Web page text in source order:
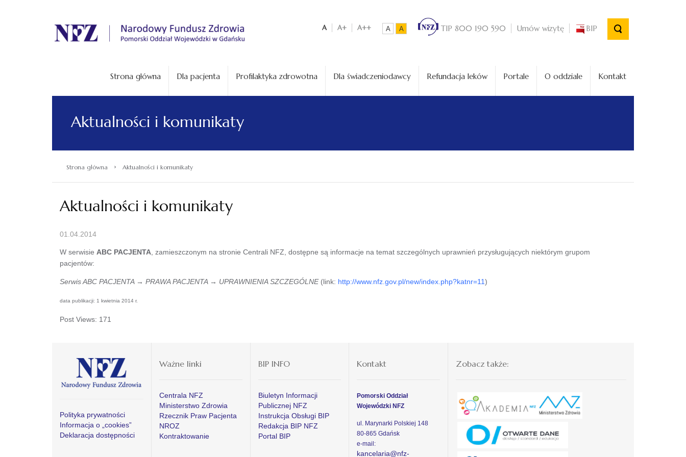
. A A+ A++ A A TIP 800 190 590 Umów wizytę BIP
Strona główna Dla pacjenta Profilaktyka zdrowotna Dla świadczeniodawcy Refundacja leków Portale O oddziale Kontakt
Aktualności i komunikaty
Strona główna › Aktualności i komunikaty
Aktualności i komunikaty
01.04.2014
W serwisie ABC PACJENTA , zamieszczonym na stronie Centrali NFZ, dostępne są informacje na temat szczególnych uprawnień przysługujących niektórym grupom
pacjentów:
Serwis ABC PACJENTA → PRAWA PACJENTA → UPRAWNIENIA SZCZEGÓLNE(link: http://www.nfz.gov.pl/new/index.php?katnr=11)
data publikacji: 1 kwietnia 2014 r.
Post Views: 171
Polityka prywatności
Informacja o „cookies”
Deklaracja dostępności
Ważne linki
Centrala NFZ
Ministerstwo Zdrowia
Rzecznik Praw Pacjenta
NROZ
Kontraktowanie
BIP INFO
Biuletyn Informacji
Publicznej NFZ
Instrukcja Obsługi BIP
Redakcja BIP NFZ
Portal BIP
Kontakt
Pomorski Oddział
Wojewódzki NFZ
ul. Marynarki Polskiej 148
80-865 Gdańsk
e-mail:
kancelaria@nfz-
Zobacz także: